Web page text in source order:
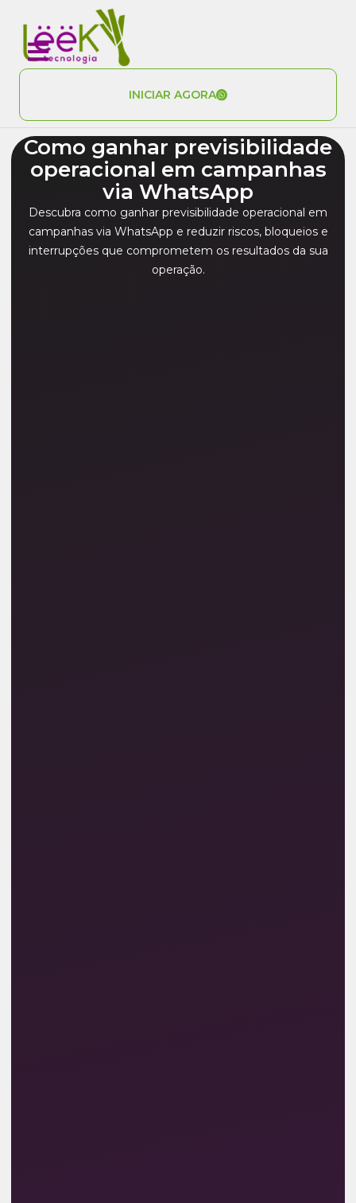
INICIAR AGORA
Como ganhar previsibilidade
operacional em campanhas
via WhatsApp
Descubra como ganhar previsibilidade operacional em
campanhas via WhatsApp e reduzir riscos, bloqueios e
interrupções que comprometem os resultados da sua
operação.